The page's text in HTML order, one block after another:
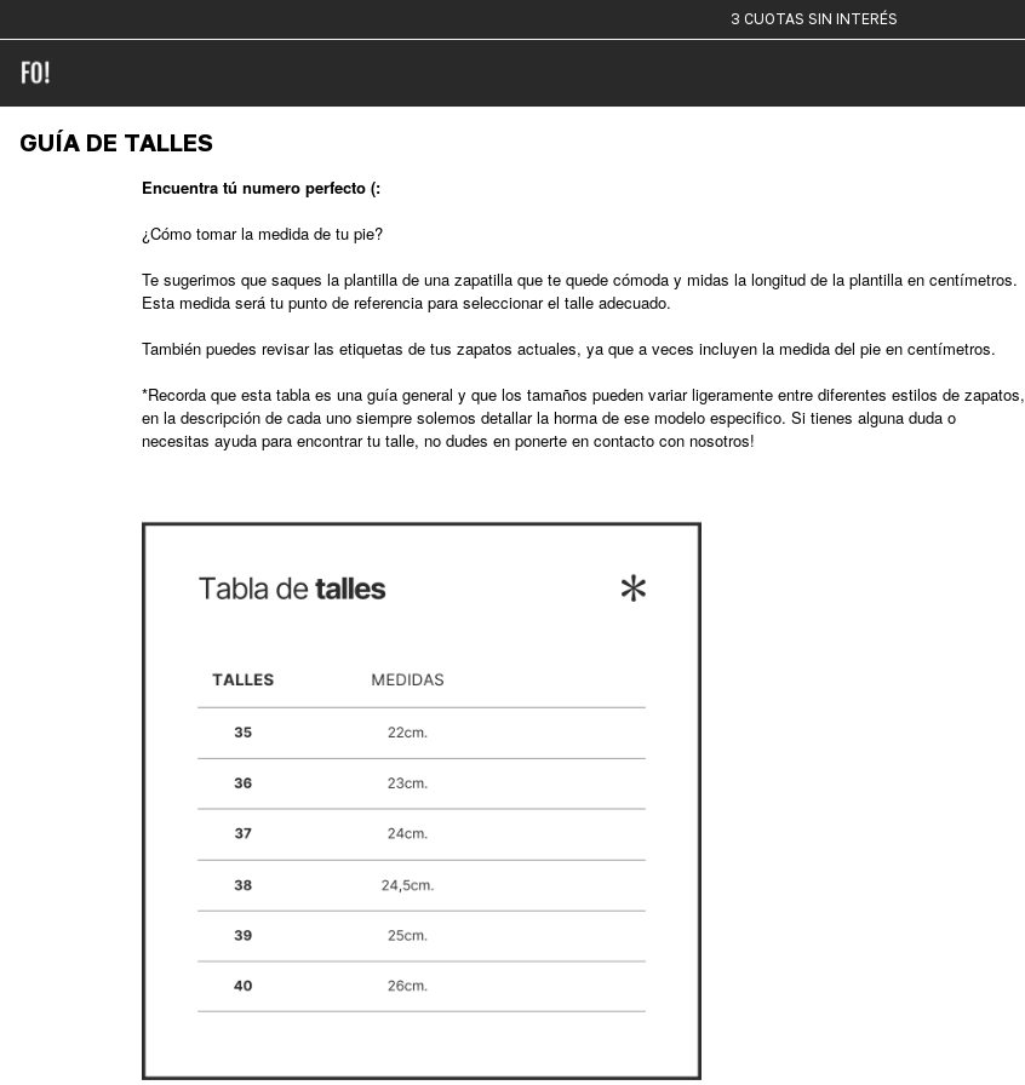
3 CUOTAS SIN INTERÉS
GUÍA DE TALLES
Encuentra tú numero perfecto (:
¿Cómo tomar la medida de tu pie?
Te sugerimos que saques la plantilla de una zapatilla que te quede cómoda y midas la longitud de la plantilla en centímetros.
Esta medida será tu punto de referencia para seleccionar el talle adecuado.
También puedes revisar las etiquetas de tus zapatos actuales, ya que a veces incluyen la medida del pie en centímetros.
*Recorda que esta tabla es una guía general y que los tamaños pueden variar ligeramente entre diferentes estilos de zapatos,
en la descripción de cada uno siempre solemos detallar la horma de ese modelo especifico. Si tienes alguna duda o
necesitas ayuda para encontrar tu talle, no dudes en ponerte en contacto con nosotros!